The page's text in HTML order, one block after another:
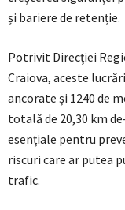
și bariere de retenție.
Potrivit Direcției
Craiova, aceste
ancorate și 1240 de
totală de 20,30 km
esențiale pentru
riscuri care ar putea
trafic.